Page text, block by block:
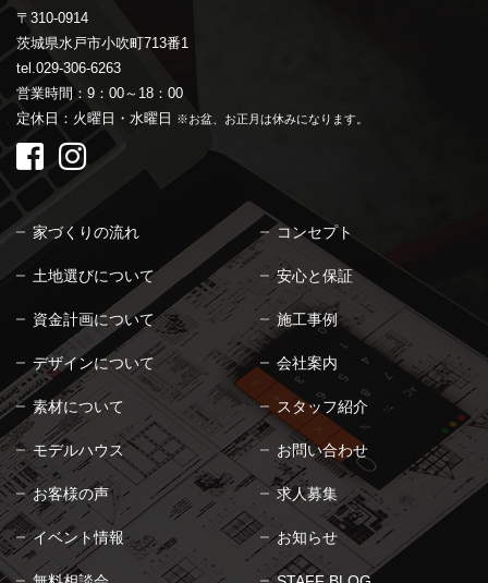
〒310-0914
茨城県水戸市小吹町713番1
tel.029-306-6263
営業時間：9：00～18：00
定休日：火曜日・水曜日
※お盆、お正月は休みになります。
家づくりの流れ
土地選びについて
資金計画について
デザインについて
素材について
コンセプト
安心と保証
施工事例
会社案内
スタッフ紹介
モデルハウス
お客様の声
イベント情報
お問い合わせ
求人募集
お知らせ